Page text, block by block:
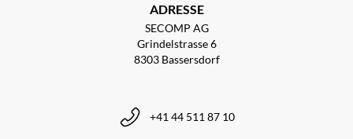
ADRESSE
SECOMP AG
Grindelstrasse 6
8303 Bassersdorf
+41 44 511 87 10